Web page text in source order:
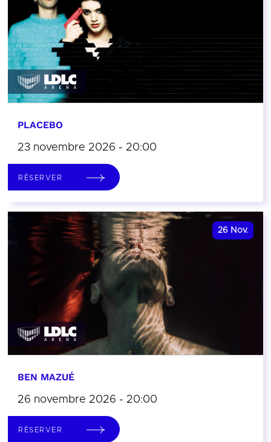
PLACEBO
23 novembre 2026 - 20:00
RÉSERVER
26 Nov.
BEN MAZUÉ
26 novembre 2026 - 20:00
RÉSERVER